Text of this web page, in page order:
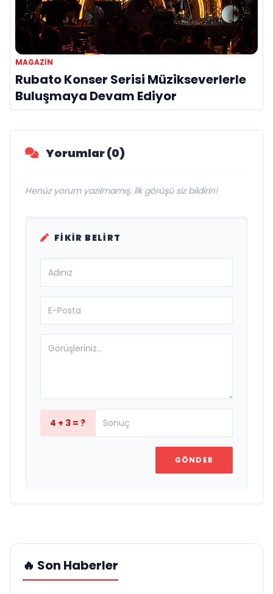
MAGAZİN
Rubato Konser Serisi Müzikseverlerle
Buluşmaya Devam Ediyor
Yorumlar (0)
Henüz yorum yazılmamış. İlk görüşü siz bildirin!
FIKIR BELIRT
4 + 3 = ?
GÖNDER
🔥 Son Haberler